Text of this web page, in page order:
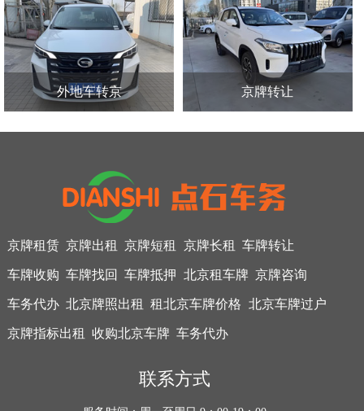
外地车转京 京牌转让
京牌租赁 京牌出租 京牌短租 京牌长租 车牌转让
车牌收购 车牌找回 车牌抵押 北京租车牌 京牌咨询
车务代办 北京牌照出租 租北京车牌价格 北京车牌过户
京牌指标出租 收购北京车牌 车务代办
联系方式